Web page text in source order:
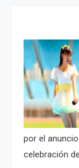
por el
celebración